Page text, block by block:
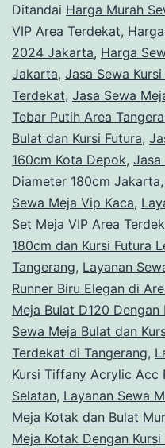
Ditandai Harga Murah
VIP Area Terdekat,
2024 Jakarta, Harga
Jakarta, Jasa Sewa
Terdekat, Jasa Sewa
Tebar Putih Area
Bulat dan Kursi Futura,
160cm Kota Depok, Jasa
Diameter 180cm Jakarta,
Sewa Meja Vip Kaca,
Set Meja VIP Area
180cm dan Kursi Futura
Tangerang, Layanan
Runner Biru Elegan di
Meja Bulat D120
Sewa Meja Bulat dan
Terdekat di Tangerang,
Kursi Tiffany Acrylic Acc
Selatan, Layanan Sewa
Meja Kotak dan Bulat
Meja Kotak Dengan